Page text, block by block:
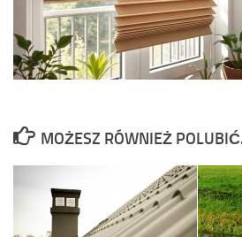
MOŻESZ RÓWNIEŻ